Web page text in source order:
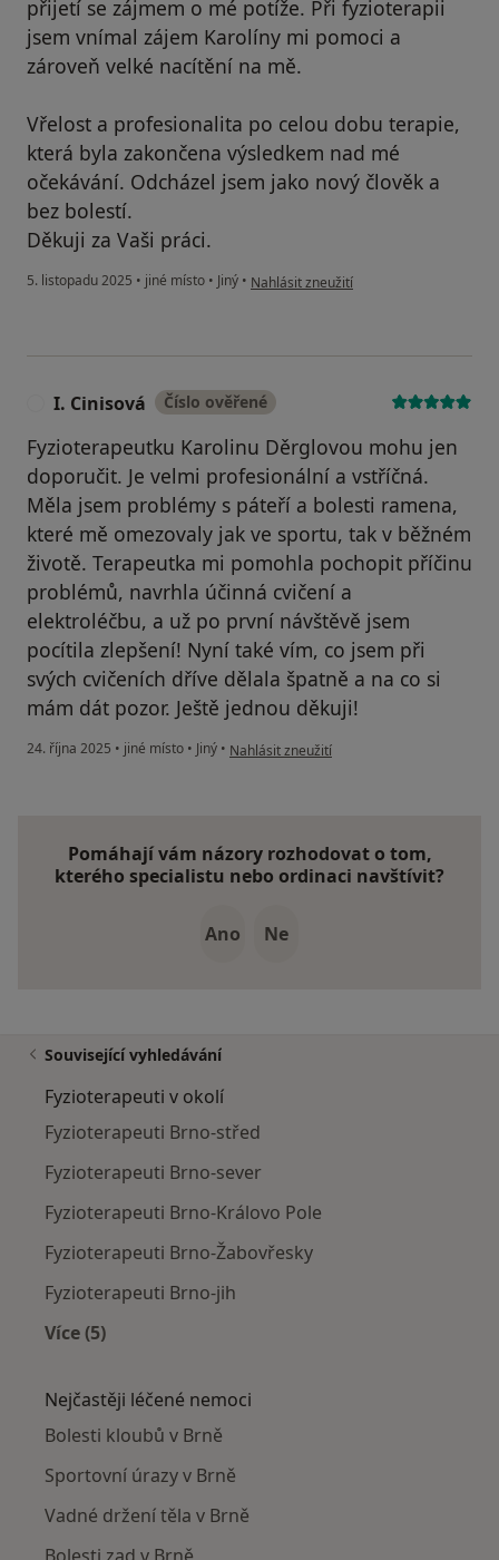
přijetí se zájmem o mé potíže. Při fyzioterapii
jsem vnímal zájem Karolíny mi pomoci a
zároveň velké nacítění na mě.
Vřelost a profesionalita po celou dobu terapie,
která byla zakončena výsledkem nad mé
očekávání. Odcházel jsem jako nový člověk a
bez bolestí.
Děkuji za Vaši práci.
5. listopadu 2025 • jiné místo • Jiný • podle názoru uživatele Jiří
Nahlásit zneužití
I. Cinisová Číslo ověřené
Fyzioterapeutku Karolinu Děrglovou mohu jen
doporučit. Je velmi profesionální a vstříčná.
Měla jsem problémy s páteří a bolesti ramena,
které mě omezovaly jak ve sportu, tak v běžném
životě. Terapeutka mi pomohla pochopit příčinu
problémů, navrhla účinná cvičení a
elektroléčbu, a už po první návštěvě jsem
pocítila zlepšení! Nyní také vím, co jsem při
svých cvičeních dříve dělala špatně a na co si
mám dát pozor. Ještě jednou děkuji!
24. října 2025 • jiné místo • Jiný • podle názoru uživatele I. Cinisová
Nahlásit zneužití
Pomáhají vám názory rozhodovat o tom,
kterého specialistu nebo ordinaci navštívit?
Ano Ne
Související vyhledávání
Fyzioterapeuti v okolí
Fyzioterapeuti Brno-střed
Fyzioterapeuti Brno-sever
Fyzioterapeuti Brno-Královo Pole
Fyzioterapeuti Brno-Žabovřesky
Fyzioterapeuti Brno-jih
Více (5)
Nejčastěji léčené nemoci
Bolesti kloubů v Brně
Sportovní úrazy v Brně
Vadné držení těla v Brně